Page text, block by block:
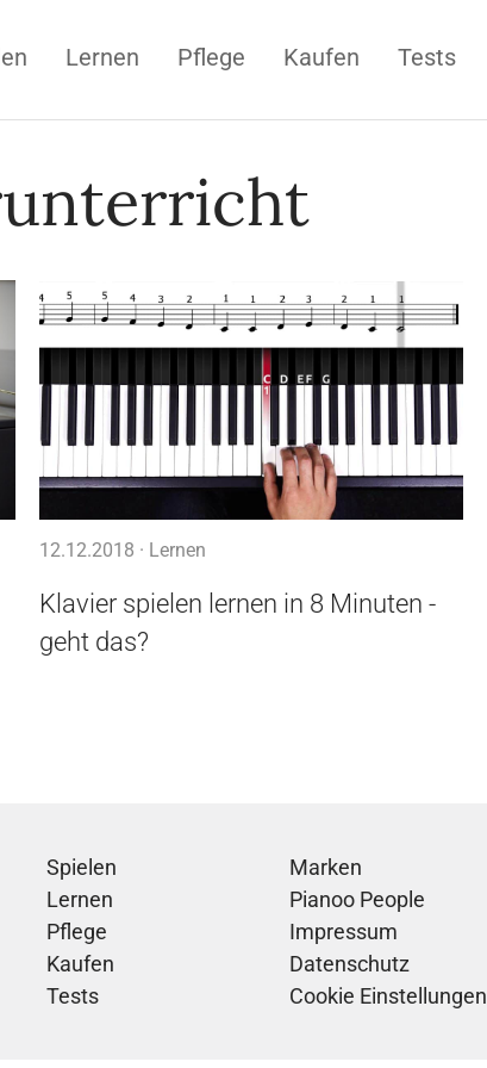
Lernen Pflege Kaufen Tests
12.12.2018 · Lernen
Klavier spielen lernen in 8 Minuten -
geht das?
Spielen
Lernen
Pflege
Kaufen
Tests
Marken
Pianoo People
Impressum
Datenschutz
Cookie Einstellungen